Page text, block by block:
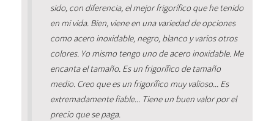
sido, con diferencia, el mejor frigorífico que he tenido
en mi vida. Bien, viene en una variedad de opciones
como acero inoxidable, negro, blanco y varios otros
colores. Yo mismo tengo uno de acero inoxidable. Me
encanta el tamaño. Es un frigorífico de tamaño
medio. Creo que es un frigorífico muy valioso... Es
extremadamente fiable... Tiene un buen valor por el
precio que se paga.